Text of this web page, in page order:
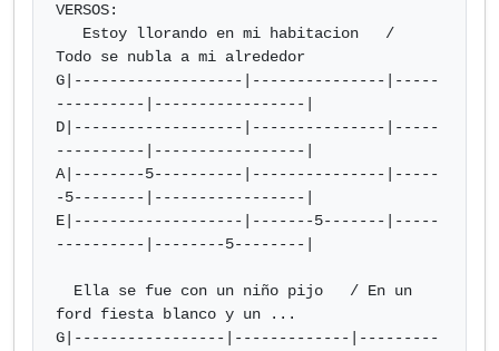
VERSOS:
Todo se nubla a mi alrededor
G|-------------------|---------------|-----
----------|-----------------|
D|-------------------|---------------|-----
----------|-----------------|
A|--------5----------|---------------|-----
-5--------|-----------------|
E|-------------------|-------5-------|-----
----------|--------5--------|
ford fiesta blanco y un ...
G|-----------------|-------------|---------